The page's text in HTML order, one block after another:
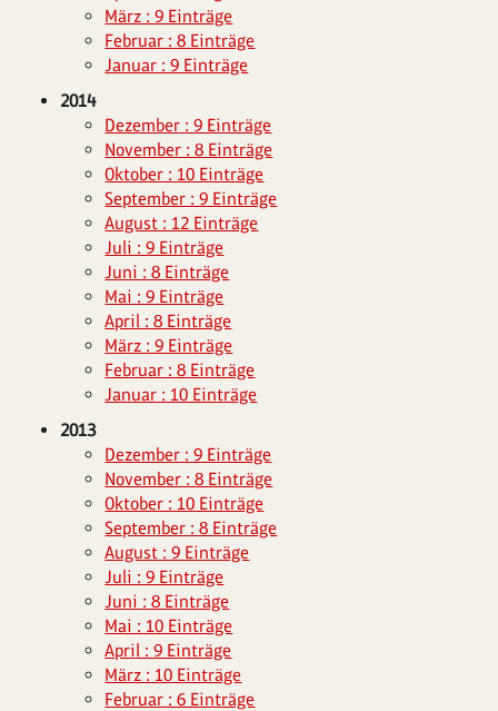
März : 9 Einträge
Februar : 8 Einträge
Januar : 9 Einträge
2014
Dezember : 9 Einträge
November : 8 Einträge
Oktober : 10 Einträge
September : 9 Einträge
August : 12 Einträge
Juli : 9 Einträge
Juni : 8 Einträge
Mai : 9 Einträge
April : 8 Einträge
März : 9 Einträge
Februar : 8 Einträge
Januar : 10 Einträge
2013
Dezember : 9 Einträge
November : 8 Einträge
Oktober : 10 Einträge
September : 8 Einträge
August : 9 Einträge
Juli : 9 Einträge
Juni : 8 Einträge
Mai : 10 Einträge
April : 9 Einträge
März : 10 Einträge
Februar : 6 Einträge